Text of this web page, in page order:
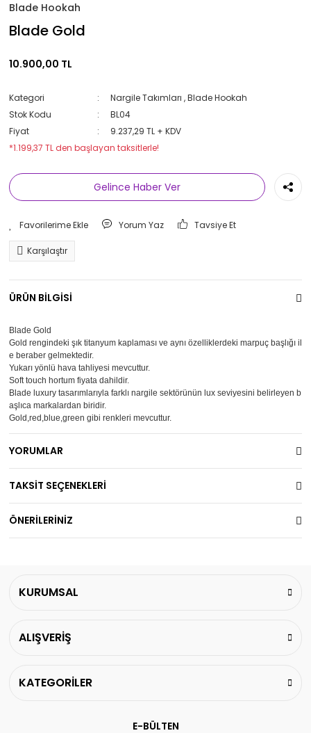
Blade Hookah
Blade Gold
10.900,00 TL
Kategori Nargile Takımları ,Blade Hookah
Stok Kodu
BL04
Fiyat
9.237,29 TL + KDV
*1.199,37 TL den başlayan taksitlerle!
Gelince Haber Ver
Yorum Yaz Tavsiye Et
Karşılaştır
ÜRÜN BİLGİSİ
Blade Gold
Gold rengindeki şık titanyum kaplaması ve aynı özelliklerdeki marpuç başlığı il
e beraber gelmektedir.
Yukarı yönlü hava tahliyesi mevcuttur.
Soft touch hortum fiyata dahildir.
Blade luxury tasarımlarıyla farklı nargile sektörünün lux seviyesini belirleyen b
aşlıca markalardan biridir.
Gold,red,blue,green gibi renkleri mevcuttur.
YORUMLAR
TAKSİT SEÇENEKLERİ
ÖNERİLERİNİZ
KURUMSAL
ALIŞVERİŞ
KATEGORİLER
E-BÜLTEN